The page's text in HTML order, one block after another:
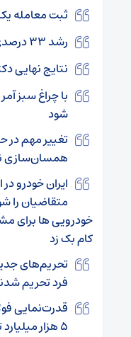
ثبت معامله
رشد ۳۳ درصدی بیت‌کوین پس از هاوینگ ۲۰۲۴
نتایج نهایی
با چراغ سبز
شود
تغییر مهم
همسان‌سازی
متقاضیان را
خودرویی ها برای
کام بک زد
فرد تحریم
قدرت‌نمایی
۵ هزار میلیارد تومانی در بهمن ۱۴۰۴